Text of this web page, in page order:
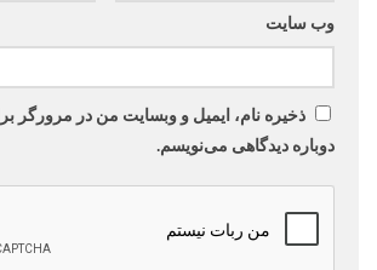
وب‌ سایت
ذخیره نام، ایمیل و وبسایت من در مرورگر
دوباره دیدگاهی می‌نویسم.